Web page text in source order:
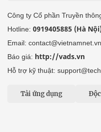
Công ty Cổ phần Truyền
Hotline: 0919405885 (Hà
Email: contact@vietnamnet.vn
Báo giá: http://vads.vn
Hỗ trợ kỹ thuật:
Tải ứng dụng